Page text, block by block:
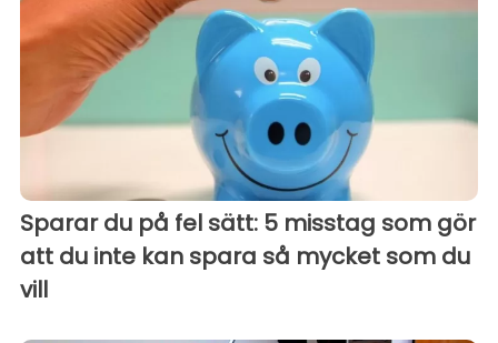
Sparar du på fel sätt: 5 misstag som gör
att du inte kan spara så mycket som du
vill